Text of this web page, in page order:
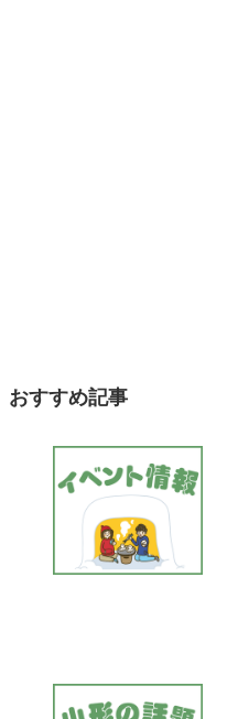
おすすめ記事